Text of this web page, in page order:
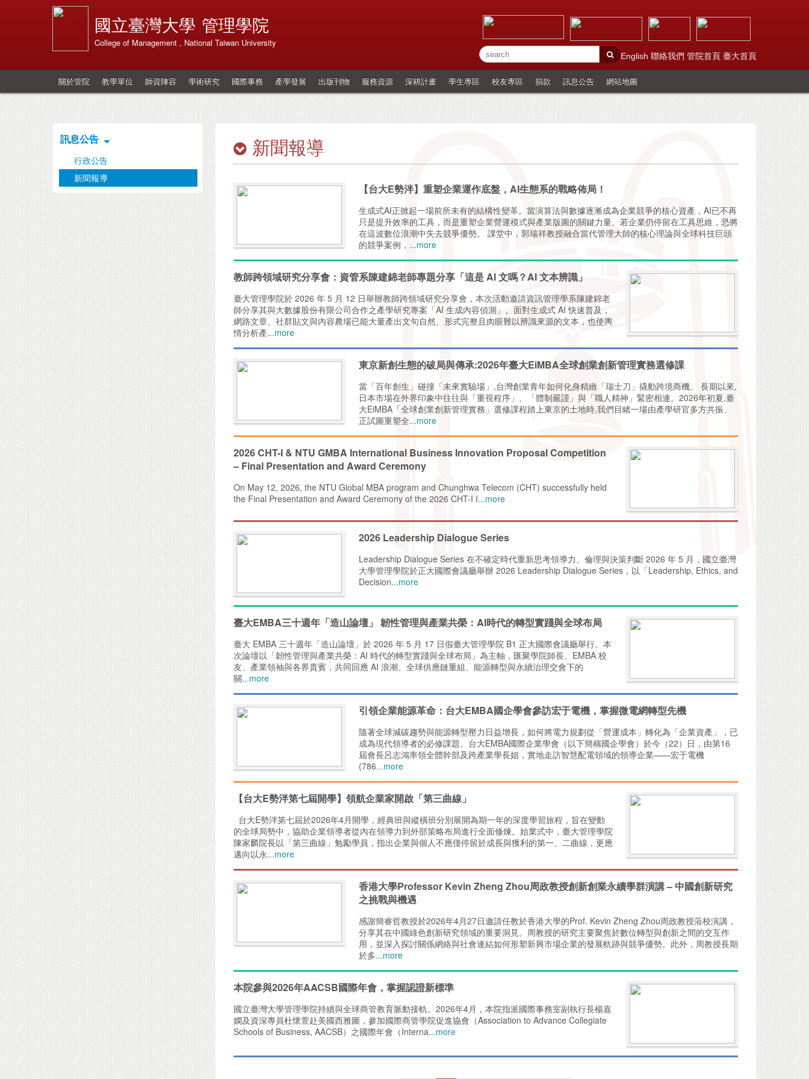
國立臺灣大學 管理學院
College of Management , National Taiwan University
English 聯絡我們 管院首頁 臺大首頁
關於管院 教學單位 師資陣容 學術研究 國際事務 產學發展 出版刊物 服務資源 深耕計畫 學生專區 校友專區 捐款 訊息公告 網站地圖
訊息公告
行政公告
新聞報導
新聞報導
【台大E勢泮】重塑企業運作底盤，AI生態系的戰略佈局！
生成式AI正掀起一場前所未有的結構性變革。當演算法與數據逐漸成為企業競爭的核心資產，AI已不再
只是提升效率的工具，而是重塑企業營運模式與產業版圖的關鍵力量。若企業仍停留在工具思維，恐將
在這波數位浪潮中失去競爭優勢。 課堂中，郭瑞祥教授融合當代管理大師的核心理論與全球科技巨頭
的競爭案例， ...more
教師跨領域研究分享會：資管系陳建錦老師專題分享「這是 AI 文嗎？AI 文本辨識」
臺大管理學院於 2026 年 5 月 12 日舉辦教師跨領域研究分享會，本次活動邀請資訊管理學系陳建錦老
師分享其與大數據股份有限公司合作之產學研究專案「AI 生成內容偵測」。面對生成式 AI 快速普及，
網路文章、社群貼文與內容農場已能大量產出文句自然、形式完整且肉眼難以辨識來源的文本，也使輿
情分析產...more
東京新創生態的破局與傳承:2026年臺大EiMBA全球創業創新管理實務選修課
當「百年創生」碰撞「未來實驗場」,台灣創業青年如何化身精緻「瑞士刀」撬動跨境商機。 長期以來,
日本市場在外界印象中往往與「重視程序」、「體制嚴謹」與「職人精神」緊密相連。2026年初夏,臺
大EiMBA「全球創業創新管理實務」選修課程踏上東京的土地時,我們目睹一場由產學研官多方共振、
正試圖重塑全...more
2026 CHT-I & NTU GMBA International Business Innovation Proposal Competition
– Final Presentation and Award Ceremony
On May 12, 2026, the NTU Global MBA program and Chunghwa Telecom (CHT) successfully held
the Final Presentation and Award Ceremony of the 2026 CHT-I I...more
2026 Leadership Dialogue Series
Leadership Dialogue Series 在不確定時代重新思考領導力、倫理與決策判斷 2026 年 5 月，國立臺灣
大學管理學院於正大國際會議廳舉辦 2026 Leadership Dialogue Series，以「Leadership, Ethics, and
Decision...more
臺大EMBA三十週年「造山論壇」 韌性管理與產業共榮：AI時代的轉型實踐與全球布局
臺大 EMBA 三十週年「造山論壇」於 2026 年 5 月 17 日假臺大管理學院 B1 正大國際會議廳舉行。本
次論壇以「韌性管理與產業共榮：AI 時代的轉型實踐與全球布局」為主軸，匯聚學院師長、EMBA 校
友、產業領袖與各界貴賓，共同回應 AI 浪潮、全球供應鏈重組、能源轉型與永續治理交會下的
關...more
引領企業能源革命：台大EMBA國企學會參訪宏于電機，掌握微電網轉型先機
隨著全球減碳趨勢與能源轉型壓力日益增長，如何將電力規劃從「營運成本」轉化為「企業資產」，已
成為現代領導者的必修課題。台大EMBA國際企業學會（以下簡稱國企學會）於今（22）日，由第16
屆會長呂志鴻率領全體幹部及跨產業學長姐，實地走訪智慧配電領域的領導企業——宏于電機
(786...more
【台大E勢泮第七屆開學】領航企業家開啟「第三曲線」
台大E勢泮第七屆於2026年4月開學，經典班與縱橫班分別展開為期一年的深度學習旅程，旨在變動
的全球局勢中，協助企業領導者從內在領導力到外部策略布局進行全面修煉。始業式中，臺大管理學院
陳家麟院長以「第三曲線」勉勵學員，指出企業與個人不應僅停留於成長與獲利的第一、二曲線，更應
邁向以永...more
香港大學Professor Kevin Zheng Zhou周政教授創新創業永續學群演講 – 中國創新研究
之挑戰與機遇
感謝簡睿哲教授於2026年4月27日邀請任教於香港大學的Prof. Kevin Zheng Zhou周政教授蒞校演講，
分享其在中國綠色創新研究領域的重要洞見。周教授的研究主要聚焦於數位轉型與創新之間的交互作
用，並深入探討關係網絡與社會連結如何形塑新興市場企業的發展軌跡與競爭優勢。此外，周教授長期
於多...more
本院參與2026年AACSB國際年會，掌握認證新標準
國立臺灣大學管理學院持續與全球商管教育脈動接軌。2026年4月，本院指派國際事務室副執行長楊嘉
嫻及資深專員杜懷萱赴美國西雅圖，參加國際商管學院促進協會（Association to Advance Collegiate
Schools of Business, AACSB）之國際年會（Interna...more